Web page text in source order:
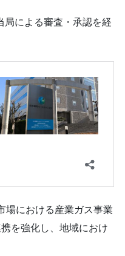
による審査・承認を経
場における産業ガス事業
を強化し、地域におけ